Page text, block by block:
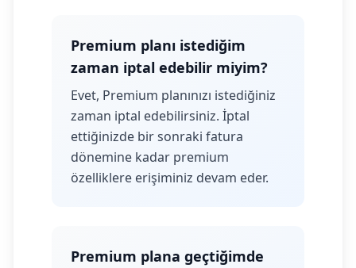
Premium planı istediğim
zaman iptal edebilir miyim?
Evet, Premium planınızı istediğiniz
zaman iptal edebilirsiniz. İptal
ettiğinizde bir sonraki fatura
dönemine kadar premium
özelliklere erişiminiz devam eder.
Premium plana geçtiğimde